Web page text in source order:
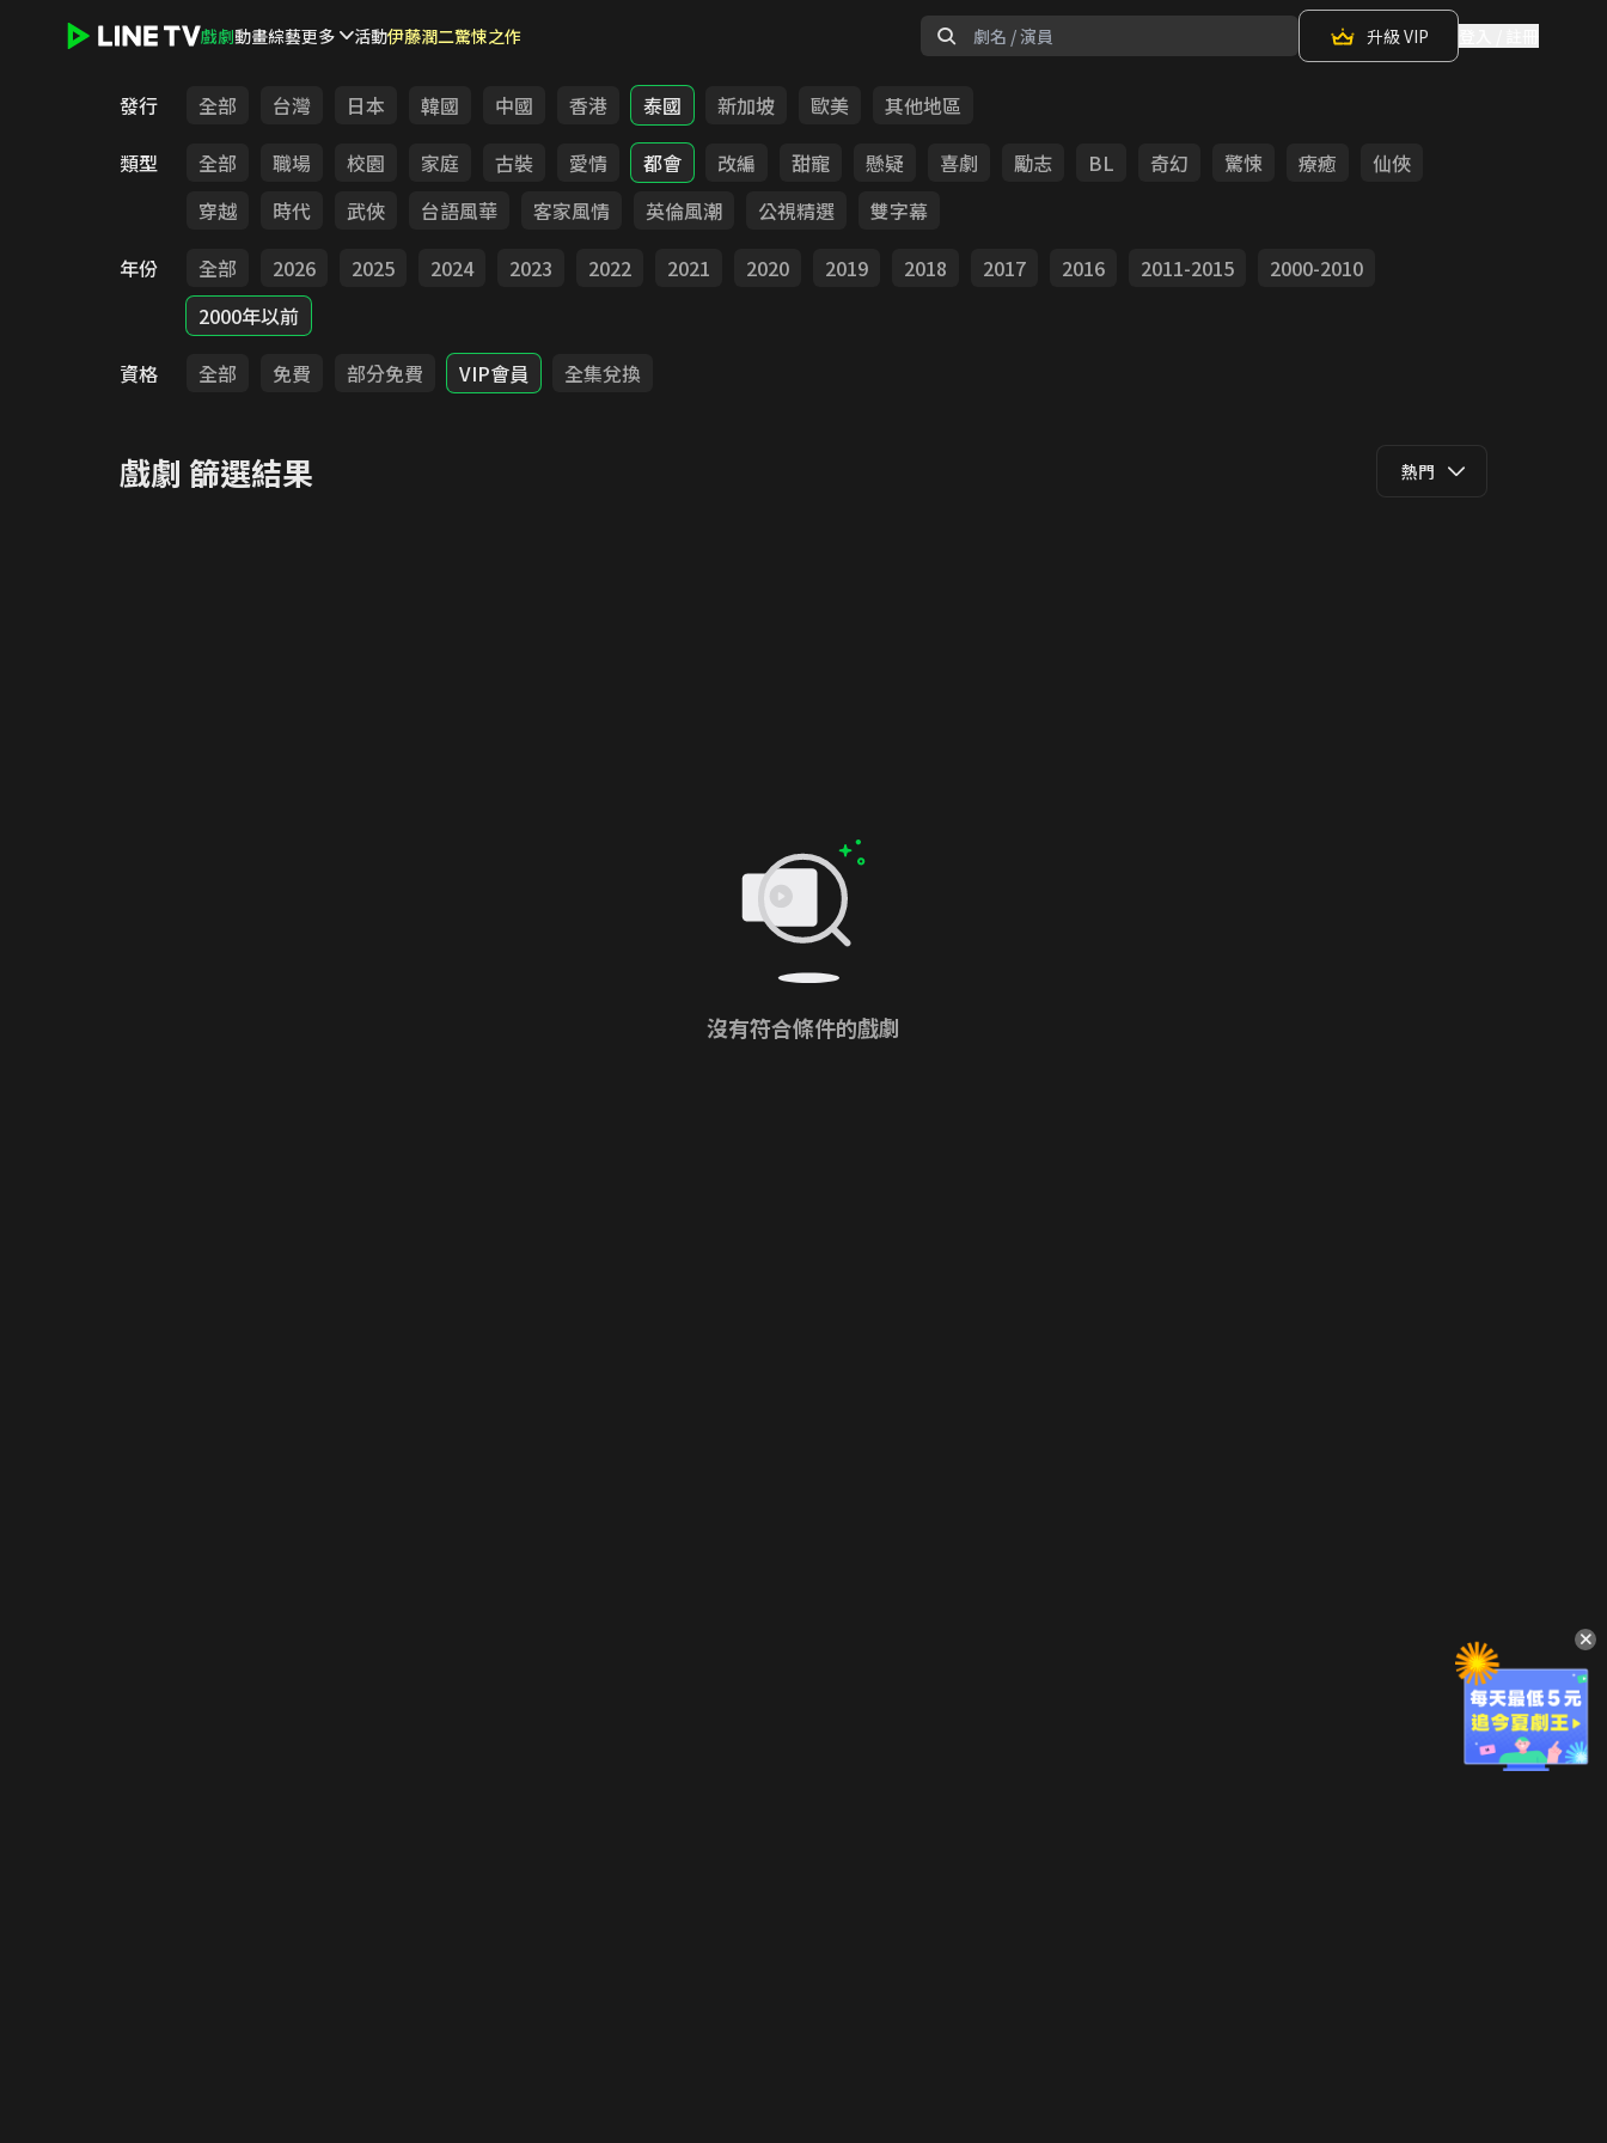
戲劇動畫綜藝更多 活動伊藤潤二驚悚之作 升級 VIP
發行 全部 台灣 日本 韓國 中國 香港 泰國 新加坡 歐美
其他地區
類型
全部 職場 校園 家庭 古裝 愛情 都會 改編 甜寵 懸疑 喜劇 勵志 BL 奇幻 驚悚 療癒
仙俠
穿越
時代 武俠 台語風華 客家風情 英倫風潮 公視精選
雙字幕
年份
全部 2026 2025 2024 2023 2022 2021 2020 2019 2018 2017 2016 2011-2015
2000-2010
2000年以前
資格
全部 免費 部分免費 VIP會員 全集兌換
戲劇 篩選結果 熱門
沒有符合條件的戲劇